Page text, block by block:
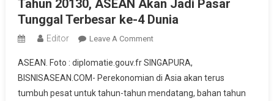
Tahun 20130, ASEAN Akan Jadi Pasar
Tunggal Terbesar ke-4 Dunia
Editor Leave A CommentOn
20130,
ASEAN
Akan
ASEAN. Foto : diplomatie.gouv.fr SINGAPURA,
BISNISASEAN.COM- Perekonomian di Asia akan terus
tumbuh pesat untuk tahun-tahun mendatang, bahan tahun